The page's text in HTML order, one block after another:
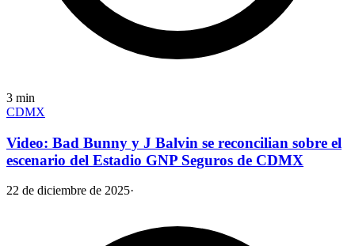
3 min
CDMX
Video: Bad Bunny y J Balvin se reconcilian sobre el
escenario del Estadio GNP Seguros de CDMX
22 de diciembre de 2025·